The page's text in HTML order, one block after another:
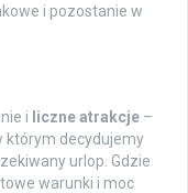
i pozostanie w
i liczne atrakcje –
którym decydujemy
urlop. Gdzie
warunki i moc